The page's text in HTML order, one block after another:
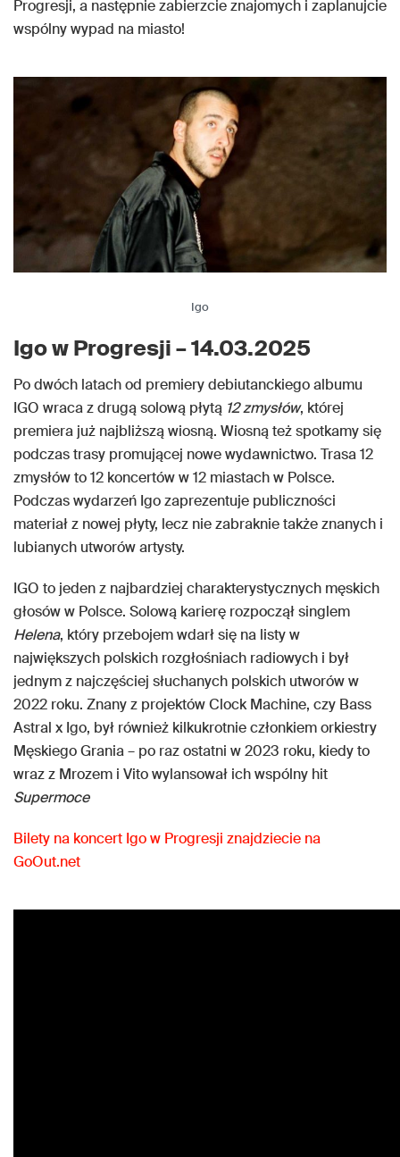
Progresji, a następnie zabierzcie znajomych i zaplanujcie
wspólny wypad na miasto!
Igo
Igo w Progresji – 14.03.2025
Po dwóch latach od premiery debiutanckiego albumu
IGO wraca z drugą solową płytą 12 zmysłów, której
premiera już najbliższą wiosną. Wiosną też spotkamy się
podczas trasy promującej nowe wydawnictwo. Trasa 12
zmysłów to 12 koncertów w 12 miastach w Polsce.
Podczas wydarzeń Igo zaprezentuje publiczności
materiał z nowej płyty, lecz nie zabraknie także znanych i
lubianych utworów artysty.
IGO to jeden z najbardziej charakterystycznych męskich
głosów w Polsce. Solową karierę rozpoczął singlem
Helena, który przebojem wdarł się na listy w
największych polskich rozgłośniach radiowych i był
jednym z najczęściej słuchanych polskich utworów w
2022 roku. Znany z projektów Clock Machine, czy Bass
Astral x Igo, był również kilkukrotnie członkiem orkiestry
Męskiego Grania – po raz ostatni w 2023 roku, kiedy to
wraz z Mrozem i Vito wylansował ich wspólny hit
Supermoce
Bilety na koncert Igo w Progresji znajdziecie na
GoOut.net